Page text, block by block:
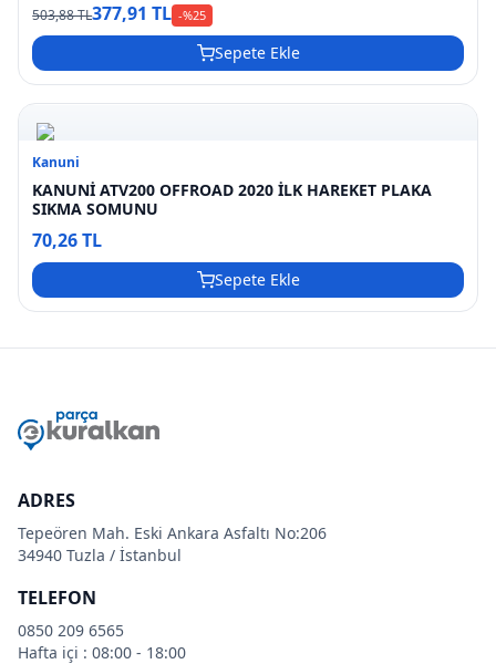
503,88 TL377,91 TL -%25
Sepete Ekle
Kanuni
KANUNİ ATV200 OFFROAD 2020 İLK HAREKET PLAKA
SIKMA SOMUNU
70,26 TL
Sepete Ekle
ADRES
Tepeören Mah. Eski Ankara Asfaltı No:206
34940 Tuzla / İstanbul
TELEFON
0850 209 6565
Hafta içi : 08:00 - 18:00